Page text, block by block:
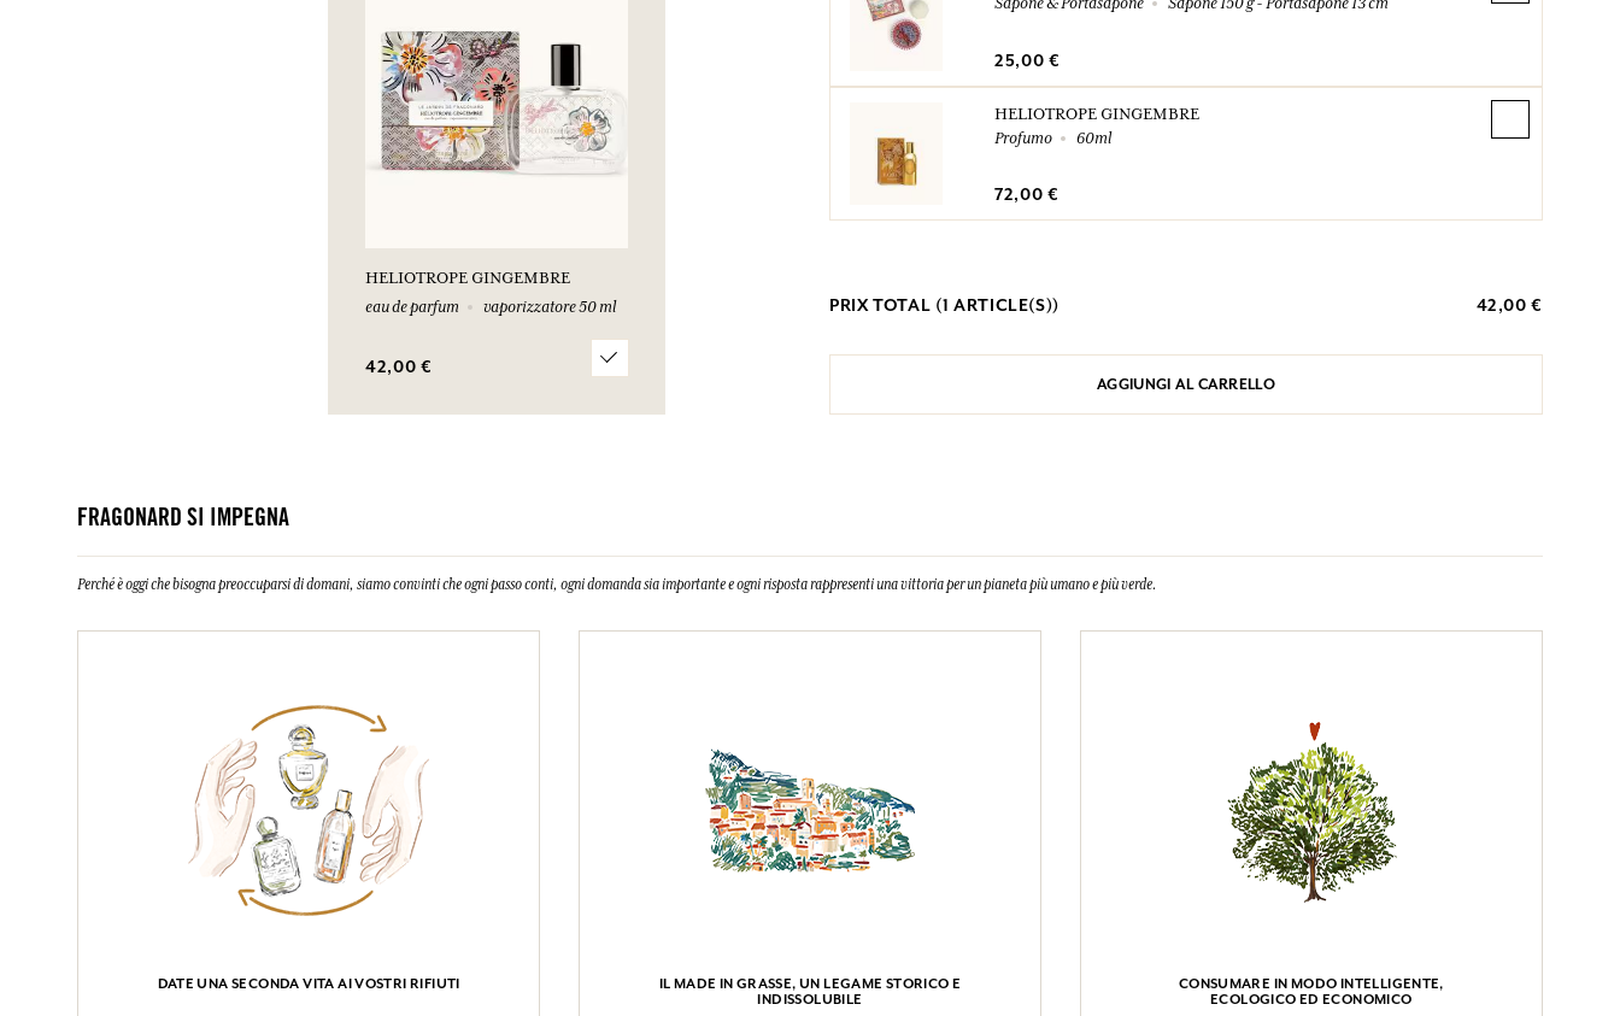
HELIOTROPE GINGEMBRE
eau de parfum
vaporizzatore 50 ml
42,00 €
25,00 €
HELIOTROPE GINGEMBRE
Profumo
60ml
72,00 €
PRIX TOTAL (1 ARTICLE(S)) 42,00 €
AGGIUNGI AL CARRELLO
FRAGONARD SI IMPEGNA
Perché è oggi che bisogna preoccuparsi di domani, siamo convinti che ogni passo conti, ogni domanda sia importante e ogni risposta rappresenti una vittoria per un pianeta più umano e più verde.
DATE UNA SECONDA VITA AI VOSTRI RIFIUTI
IL MADE IN GRASSE, UN LEGAME STORICO E
INDISSOLUBILE
CONSUMARE IN MODO INTELLIGENTE,
ECOLOGICO ED ECONOMICO